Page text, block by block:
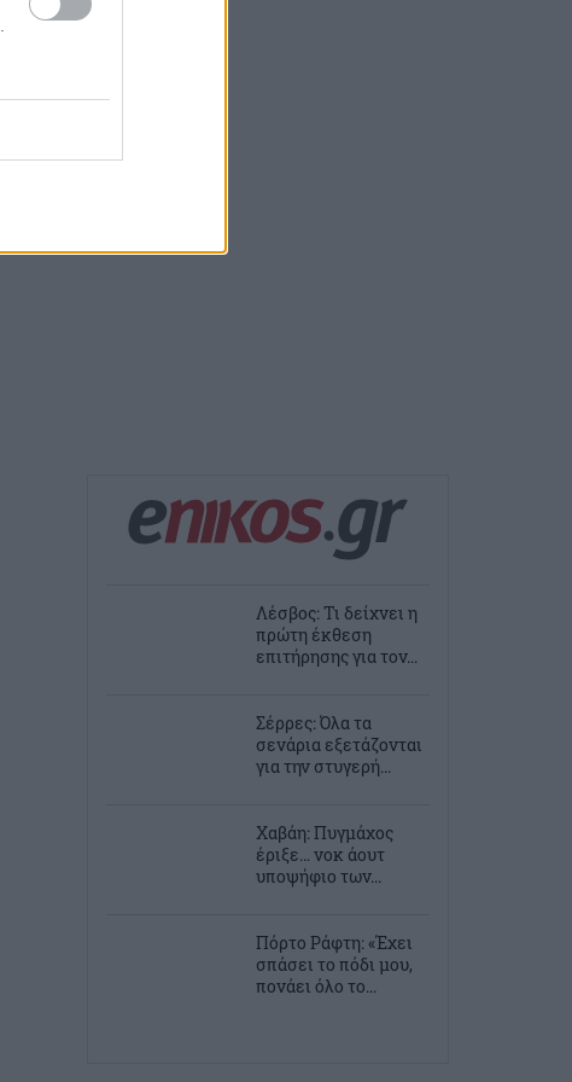
Λέσβος: Τι δείχνει η
πρώτη έκθεση
επιτήρησης για τον...
Σέρρες: Όλα τα
σενάρια εξετάζονται
για την στυγερή...
Χαβάη: Πυγμάχος
έριξε… νοκ άουτ
υποψήφιο των...
Πόρτο Ράφτη: «Έχει
σπάσει το πόδι μου,
πονάει όλο το...